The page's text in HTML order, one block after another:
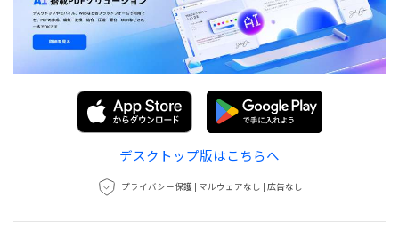
デスクトップ版はこちらへ
プライバシー保護 | マルウェアなし | 広告なし